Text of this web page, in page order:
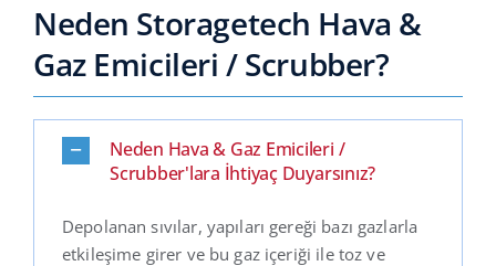
Neden Storagetech Hava &
Gaz Emicileri / Scrubber?
Neden Hava & Gaz Emicileri /
Scrubber'lara İhtiyaç Duyarsınız?
Depolanan sıvılar, yapıları gereği bazı gazlarla
etkileşime girer ve bu gaz içeriği ile toz ve